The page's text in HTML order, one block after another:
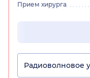
Прием хирурга